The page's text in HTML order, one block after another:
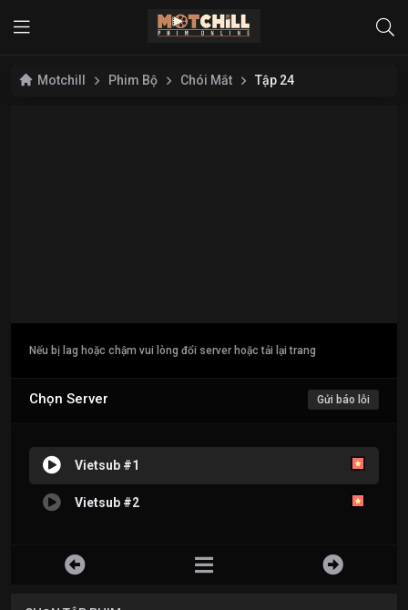
Motchill Phim Bộ Chói Mắt Tập 24
Nếu bị lag hoặc chậm vui lòng đổi server hoặc tải lại trang
Chọn Server Gửi báo lỗi
Vietsub #1
Vietsub #2